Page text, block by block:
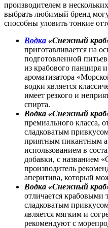
производителем в
выбрать любимый бренд
способны уловить тонкие
Водка «Снежный
приготавливается на
подготовленной
из крабового панциря
ароматизатора
водки является
имеет резкого и
спирта.
Водка «Снежный
премиального класса,
сладковатым
приятным пикантным
использованием в
добавки, с названием
производитель
аперитива, который
Водка «Снежный
отличается крабовыми
сладковатым
является мягким и
рекомендуют с